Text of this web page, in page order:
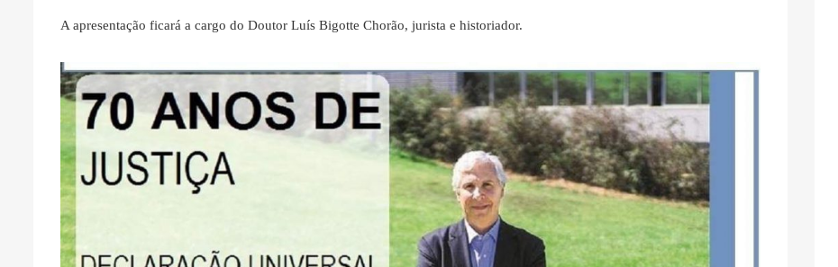
A apresentação ficará a cargo do Doutor Luís Bigotte Chorão, jurista e historiador.